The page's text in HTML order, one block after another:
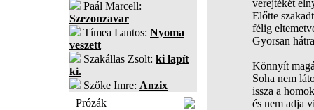
Paál Marcell:
Szezonzavar
Tímea Lantos: Nyoma
veszett
Szakállas Zsolt: ki lapít
ki.
Szőke Imre: Anzix
Prózák
verejtékét
Előtte
félig
Gyorsan
Könnyít
Soha nem
issza a
és nem adja